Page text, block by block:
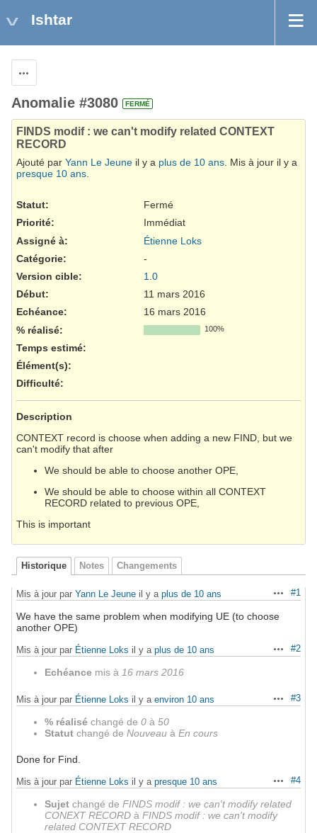
Ishtar
Anomalie #3080 FERMÉ
FINDS modif : we can't modify related CONTEXT
RECORD
Ajouté par Yann Le Jeune il y a plus de 10 ans. Mis à jour il y a
presque 10 ans.
Statut:
Fermé
Priorité:
Immédiat
Assigné à:
Étienne Loks
Catégorie:
-
Version cible:
1.0
Début:
11 mars 2016
Echéance:
16 mars 2016
% réalisé:
100%
Temps estimé:
Élément(s):
Difficulté:
Description
CONTEXT record is choose when adding a new FIND, but we
can't modify that after
We should be able to choose another OPE,
We should be able to choose within all CONTEXT
RECORD related to previous OPE,
This is important
Historique Notes Changements
Actions
#1
Mis à jour par Yann Le Jeune il y a plus de 10 ans
We have the same problem when modifying UE (to choose
another OPE)
Actions
#2
Mis à jour par Étienne Loks il y a plus de 10 ans
Echéance mis à 16 mars 2016
Actions
#3
Mis à jour par Étienne Loks il y a environ 10 ans
% réalisé changé de 0 à 50
Statut changé de Nouveau à En cours
Done for Find.
Actions
#4
Mis à jour par Étienne Loks il y a presque 10 ans
Sujet changé de FINDS modif : we can't modify related
CONEXT RECORD à FINDS modif : we can't modify
related CONTEXT RECORD